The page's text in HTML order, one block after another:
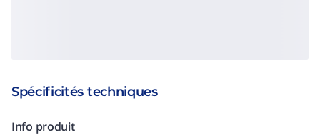
Spécificités techniques
Info produit